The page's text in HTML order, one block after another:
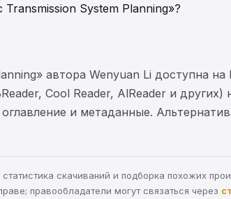
System Planning»?
автора Wenyuan Li доступна
Cool Reader, AlReader и
и метаданные.
скачиваний и подборка похожих
правообладатели могут связаться через